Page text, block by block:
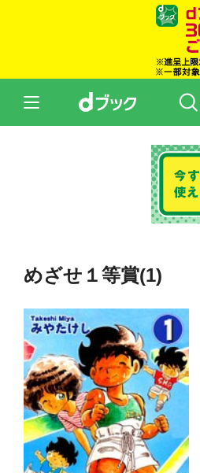
めざせ１等賞(1)